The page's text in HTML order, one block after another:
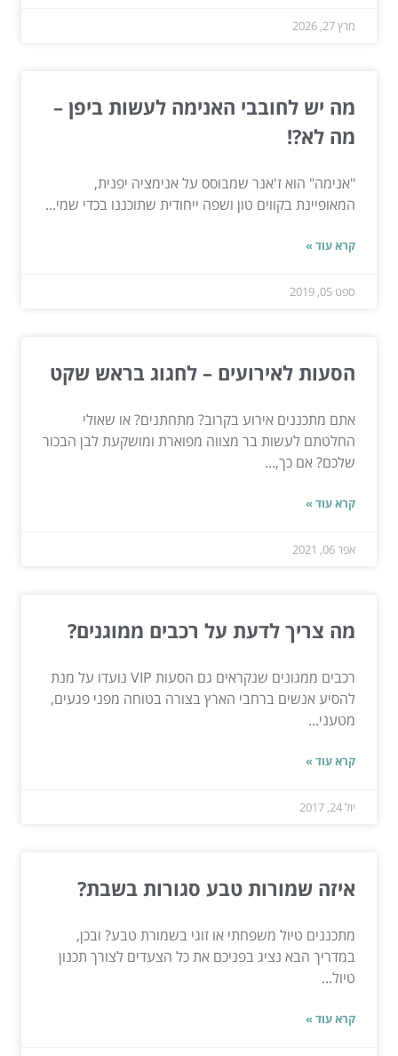
מרץ 27, 2026
מה יש לחובבי האנימה לעשות ביפן –
מה לא?!
"אנימה" הוא ז'אנר שמבוסס על אנימציה יפנית,
המאופיינת בקווים טון ושפה ייחודית שתוכננו בכדי שמי...
קרא עוד »
ספט 05, 2019
הסעות לאירועים – לחגוג בראש שקט
אתם מתכננים אירוע בקרוב? מתחתנים? או שאולי
החלטתם לעשות בר מצווה מפוארת ומושקעת לבן הבכור
שלכם? אם כך,...
קרא עוד »
אפר 06, 2021
מה צריך לדעת על רכבים ממוגנים?
רכבים ממגונים שנקראים גם הסעות VIP נועדו על מנת
להסיע אנשים ברחבי הארץ בצורה בטוחה מפני פגעים,
מטעני...
קרא עוד »
יול 24, 2017
איזה שמורות טבע סגורות בשבת?
מתכננים טיול משפחתי או זוגי בשמורת טבע? ובכן,
במדריך הבא נציג בפניכם את כל הצעדים לצורך תכנון
טיול...
קרא עוד »